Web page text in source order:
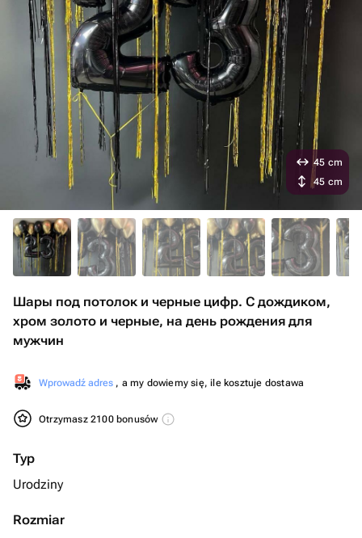
Шары под потолок и черные цифр. С дождиком,
хром золото и черные, на день рождения для
мужчин
Wprowadź adres , a my dowiemy się, ile kosztuje dostawa
Otrzymasz 2100 bonusów
Typ
Urodziny
Rozmiar
45 cm
45 cm